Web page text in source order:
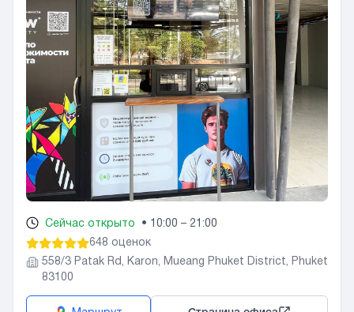
Сейчас открыто • 10:00 – 21:00
648 оценок
558/3 Patak Rd, Karon, Mueang Phuket District, Phuket
83100